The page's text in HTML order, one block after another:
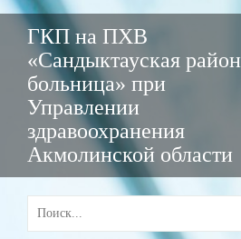
ГКП на ПХВ
«Сандыктауская
больница» при
Управлении
здравоохранения
Акмолинской области